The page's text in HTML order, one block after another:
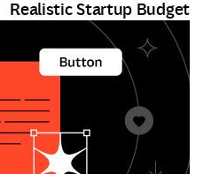
Realistic Startup Budget